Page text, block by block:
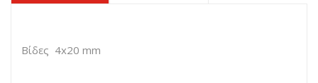
Βίδες 4x20 mm